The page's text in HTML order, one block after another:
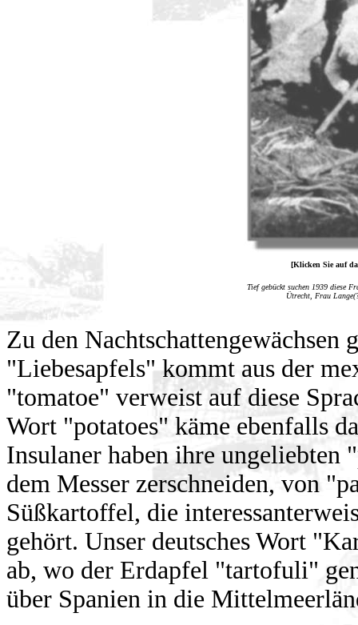
[Klicken Sie auf
Tief gebückt suchen 1939 diese
Ütrecht, Frau
Zu den Nachtschattengewächsen
"Liebesapfels" kommt aus der
"tomatoe" verweist auf diese
Wort "potatoes" käme ebenfalls
Insulaner haben ihre ungeliebten
dem Messer zerschneiden, von
Süßkartoffel, die
gehört. Unser deutsches Wort
ab, wo der Erdapfel "tartofuli"
über Spanien in die